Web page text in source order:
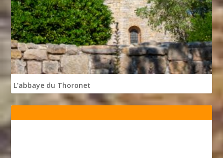
L'abbaye du Thoronet